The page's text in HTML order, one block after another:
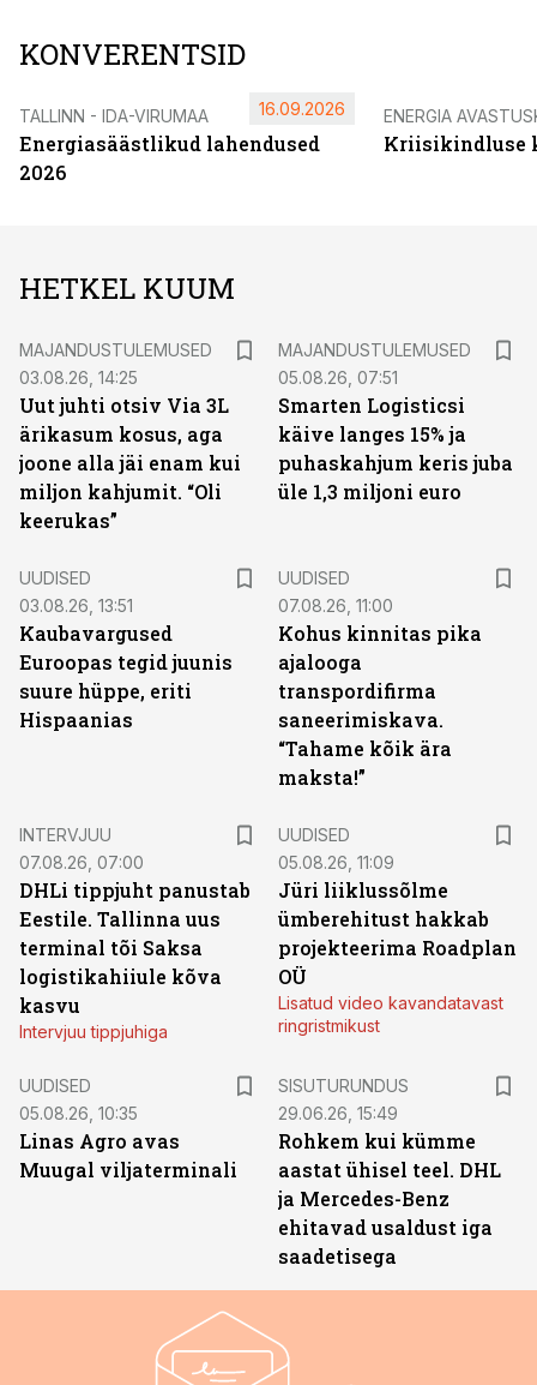
KONVERENTSID
TALLINN - IDA-VIRUMAA
Energiasäästlikud lahendused
2026
16.09.2026 ENERGIA
Kriisikindluse
HETKEL KUUM
MAJANDUSTULEMUSED
03.08.26, 14:25
Uut juhti otsiv Via 3L
ärikasum kosus, aga
joone alla jäi enam kui
miljon kahjumit. “Oli
keerukas”
MAJANDUSTULEMUSED
05.08.26, 07:51
Smarten Logisticsi
käive langes 15% ja
puhaskahjum keris juba
üle 1,3 miljoni euro
UUDISED
03.08.26, 13:51
Kaubavargused
Euroopas tegid juunis
suure hüppe, eriti
Hispaanias
UUDISED
07.08.26, 11:00
Kohus kinnitas pika
ajalooga
transpordifirma
saneerimiskava.
“Tahame kõik ära
maksta!”
INTERVJUU
07.08.26, 07:00
DHLi tippjuht panustab
Eestile. Tallinna uus
terminal tõi Saksa
logistikahiiule kõva
kasvu
Intervjuu tippjuhiga
UUDISED
05.08.26, 11:09
Jüri liiklussõlme
ümberehitust hakkab
projekteerima Roadplan
OÜ
Lisatud video kavandatavast
ringristmikust
UUDISED
05.08.26, 10:35
Linas Agro avas
Muugal viljaterminali
SISUTURUNDUS
29.06.26, 15:49
Rohkem kui kümme
aastat ühisel teel. DHL
ja Mercedes-Benz
ehitavad usaldust iga
saadetisega